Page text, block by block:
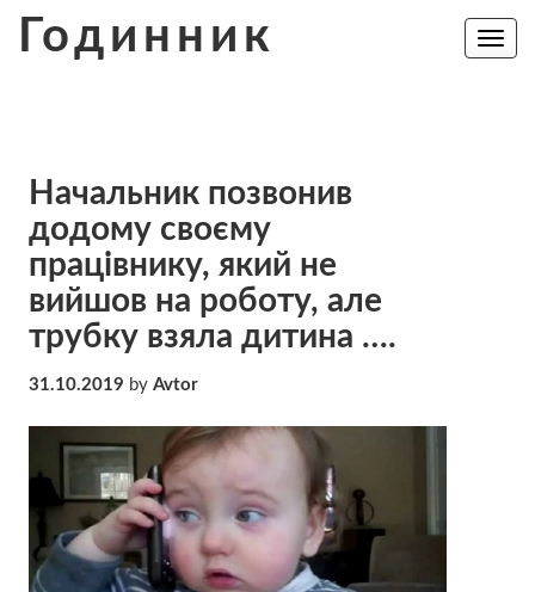
Годинник
Toggle
Начальник позвонив
додому своєму
працівнику, який не
вийшов на роботу, але
трубку взяла дитина ….
31.10.2019 by Avtor